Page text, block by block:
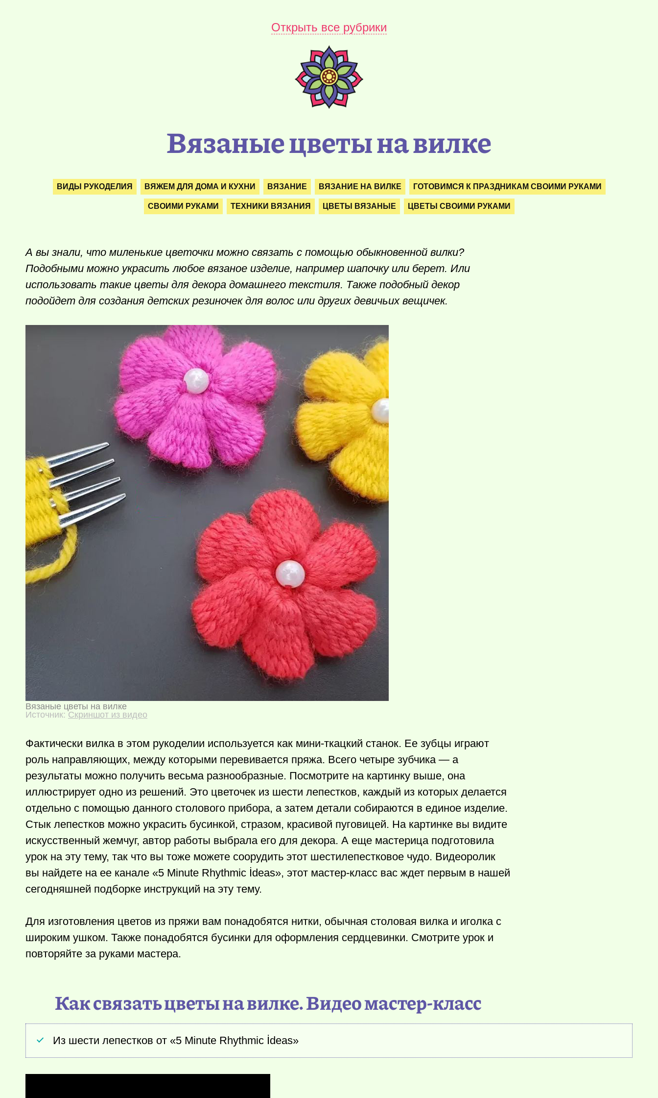
Открыть все рубрики
Вязаные цветы на вилке
ВИДЫ РУКОДЕЛИЯ ВЯЖЕМ ДЛЯ ДОМА И КУХНИ ВЯЗАНИЕ ВЯЗАНИЕ НА ВИЛКЕ ГОТОВИМСЯ К ПРАЗДНИКАМ СВОИМИ РУКАМИ
СВОИМИ РУКАМИ ТЕХНИКИ ВЯЗАНИЯ ЦВЕТЫ ВЯЗАНЫЕ ЦВЕТЫ СВОИМИ РУКАМИ
А вы знали, что миленькие цветочки можно связать с помощью обыкновенной вилки?
Подобными можно украсить любое вязаное изделие, например шапочку или берет. Или
использовать такие цветы для декора домашнего текстиля. Также подобный декор
подойдет для создания детских резиночек для волос или других девичьих вещичек.
Вязаные цветы на вилке
Источник: Скриншот из видео
Фактически вилка в этом рукоделии используется как мини-ткацкий станок. Ее зубцы играют
роль направляющих, между которыми перевивается пряжа. Всего четыре зубчика — а
результаты можно получить весьма разнообразные. Посмотрите на картинку выше, она
иллюстрирует одно из решений. Это цветочек из шести лепестков, каждый из которых делается
отдельно с помощью данного столового прибора, а затем детали собираются в единое изделие.
Стык лепестков можно украсить бусинкой, стразом, красивой пуговицей. На картинке вы видите
искусственный жемчуг, автор работы выбрала его для декора. А еще мастерица подготовила
урок на эту тему, так что вы тоже можете соорудить этот шестилепестковое чудо. Видеоролик
вы найдете на ее канале «5 Minute Rhythmic İdeas», этот мастер-класс вас ждет первым в нашей
сегодняшней подборке инструкций на эту тему.
Для изготовления цветов из пряжи вам понадобятся нитки, обычная столовая вилка и иголка с
широким ушком. Также понадобятся бусинки для оформления сердцевинки. Смотрите урок и
повторяйте за руками мастера.
Как связать цветы на вилке. Видео мастер-класс
Из шести лепестков от «5 Minute Rhythmic İdeas»